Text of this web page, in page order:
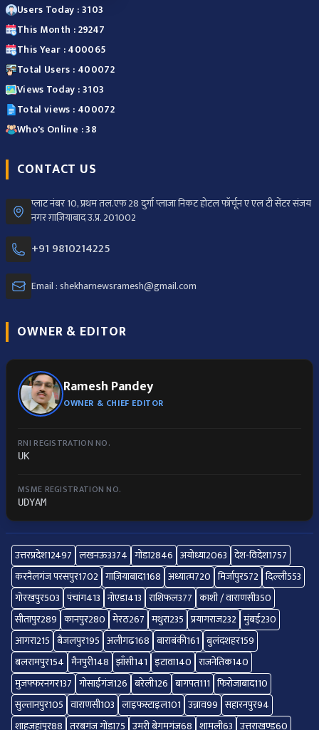
Users Today : 3103
This Month : 29247
This Year : 400065
Total Users : 400072
Views Today : 3103
Total views : 400072
Who's Online : 38
CONTACT US
प्लाट नंबर 10, प्रथम तल.एफ 28 दुर्गा प्लाजा निकट होटल फॉर्चून ए एल टी सेंटर संजय
नगर ग़ाज़ियाबाद उ.प्र. 201002
+91 9810214225
Email : shekharnewsramesh@gmail.com
OWNER & EDITOR
Ramesh Pandey
OWNER & CHIEF EDITOR
RNI REGISTRATION NO.
UK
MSME REGISTRATION NO.
UDYAM
उत्तरप्रदेश12497 लखनऊ3374 गोंडा2846 अयोध्या2063 देश-विदेश1757
करनैलगंज परसपुर1702 गाज़ियाबाद1168 अध्यात्म720 मिर्जापुर572 दिल्ली553
गोरखपुर503 पंचांग413 नोएडा413 राशिफल377 काशी / वाराणसी350
सीतापुर289 कानपुर280 मेरठ267 मथुरा235 प्रयागराज232 मुंबई230
आगरा215 बैजलपुर195 अलीगढ168 बाराबंकी161 बुलंदशहर159
बलरामपुर154 मैनपुरी148 झाँसी141 इटावा140 राजनेतिक140
मुजफ्फरनगर137 गोसाईंगंज126 बरेली126 बागपत111 फिरोजाबाद110
सुल्तानपुर105 वाराणसी103 लाइफस्टाइल101 उन्नाव99 सहारनपुर94
शाहजहांपुर88 तरबगंज गोंडा75 उमरी बेगमगंज68 शामली63 उत्तराखण्ड60